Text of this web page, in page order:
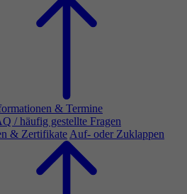
& Termine
/ häufig gestellte Fragen
& Zertifikate Auf- oder Zuklappen